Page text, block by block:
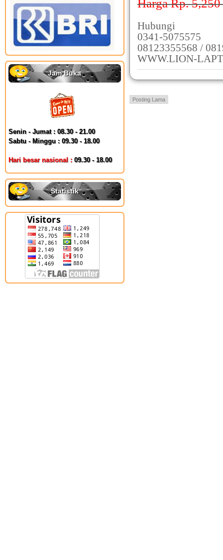
Jam Buka
Senin - Jumat : 08.30 - 21.00
Sabtu - Minggu : 09.30 - 18.00
Hari besar nasional : 09.30 - 18.00
Statistik
Harga Rp.
Hubungi
0341-5075575
08123355568 /
WWW.LION-
Posting Lama